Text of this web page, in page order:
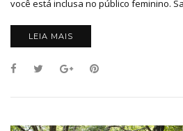
você está inclusa no público feminino.
LEIA MAIS